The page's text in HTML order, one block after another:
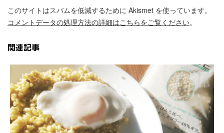
このサイトはスパムを低減するために Akismet を使っています。
コメントデータの処理方法の詳細はこちらをご覧ください。
関連記事